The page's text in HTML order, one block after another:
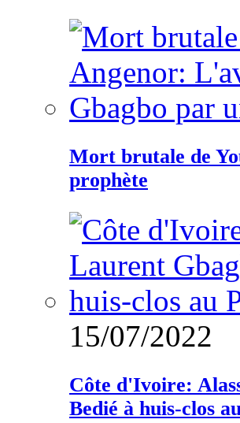
Mort brutale de
prophète
15/07/2022
Côte d'Ivoire:
Bedié à huis-clos